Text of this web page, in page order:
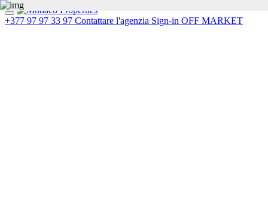
+377 97 97 33 97 Contattare l'agenzia Sign-in OFF MARKET